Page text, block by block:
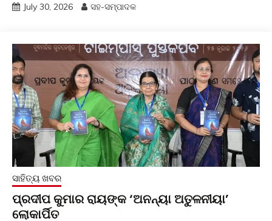
July 30, 2026 ସହ-ସମ୍ପାଦକ
ସାହିତ୍ୟ ଖବର
ପ୍ରଦୀପ କୁମାର ରାୟଙ୍କ ‘ଅନନ୍ୟା ଅତୁଳନୀୟା’
ଲୋକାର୍ପିତ